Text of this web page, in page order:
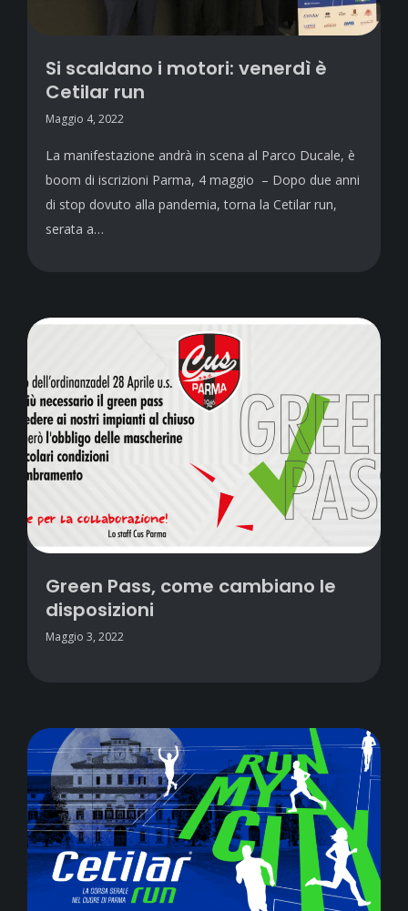
Si scaldano i motori: venerdì è
Cetilar run
Maggio 4, 2022
La manifestazione andrà in scena al Parco Ducale, è
boom di iscrizioni Parma, 4 maggio – Dopo due anni
di stop dovuto alla pandemia, torna la Cetilar run,
serata a…
Green Pass, come cambiano le
disposizioni
Maggio 3, 2022